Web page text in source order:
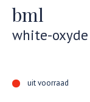
bml
white-oxyde
uit voorraad